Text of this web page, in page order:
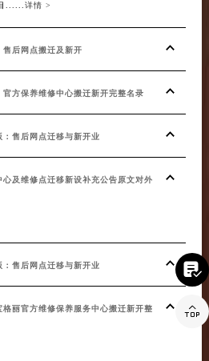
......详情 >
后网点搬迁及新开
方保养维修中心搬迁新开完整名录
售后网点迁移与新开业
及维修点迁移新设补充公告原文对外
售后网点迁移与新开业
丽官方维修保养服务中心搬迁新开整
2026
认文

